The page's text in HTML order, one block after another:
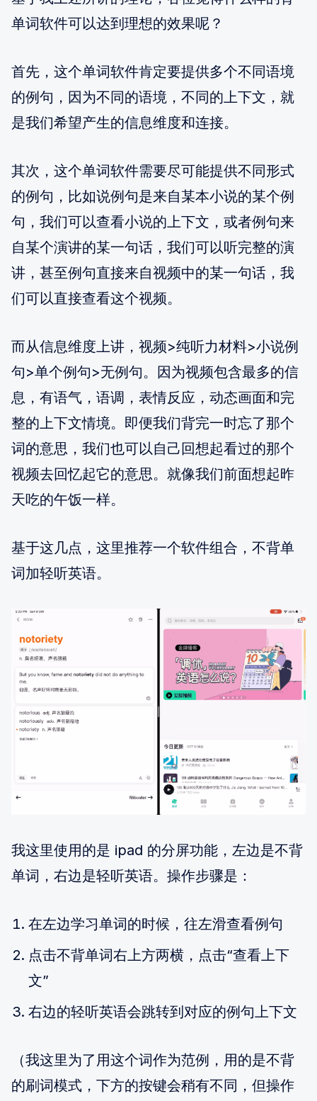
单词软件可以达到理想的效果呢？
首先，这个单词软件肯定要提供多个不同语境
的例句，因为不同的语境，不同的上下文，就
是我们希望产生的信息维度和连接。
其次，这个单词软件需要尽可能提供不同形式
的例句，比如说例句是来自某本小说的某个例
句，我们可以查看小说的上下文，或者例句来
自某个演讲的某一句话，我们可以听完整的演
讲，甚至例句直接来自视频中的某一句话，我
们可以直接查看这个视频。
而从信息维度上讲，视频>纯听力材料>小说例
句>单个例句>无例句。因为视频包含最多的信
息，有语气，语调，表情反应，动态画面和完
整的上下文情境。即便我们背完一时忘了那个
词的意思，我们也可以自己回想起看过的那个
视频去回忆起它的意思。就像我们前面想起昨
天吃的午饭一样。
基于这几点，这里推荐一个软件组合，不背单
词加轻听英语。
我这里使用的是 ipad 的分屏功能，左边是不背
单词，右边是轻听英语。操作步骤是：
在左边学习单词的时候，往左滑查看例句
点击不背单词右上方两横，点击“查看上下
文”
右边的轻听英语会跳转到对应的例句上下文
（我这里为了用这个词作为范例，用的是不背
的刷词模式，下方的按键会稍有不同，但操作